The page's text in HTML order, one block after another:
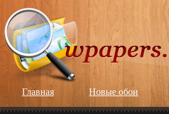
Главная Новые обои